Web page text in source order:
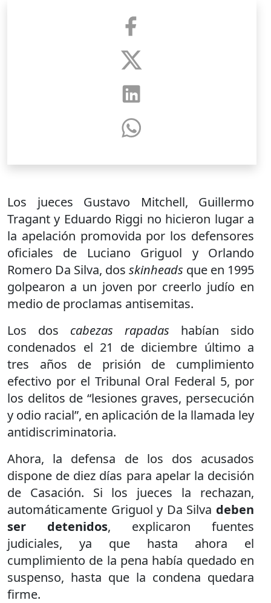
Los jueces Gustavo Mitchell, Guillermo
Tragant y Eduardo Riggi no hicieron lugar a
la apelación promovida por los defensores
oficiales de Luciano Griguol y Orlando
Romero Da Silva, dos skinheads que en 1995
golpearon a un joven por creerlo judío en
medio de proclamas antisemitas.
Los dos cabezas rapadas habían sido
condenados el 21 de diciembre último a
tres años de prisión de cumplimiento
efectivo por el Tribunal Oral Federal 5, por
los delitos de “lesiones graves, persecución
y odio racial”, en aplicación de la llamada ley
antidiscriminatoria.
Ahora, la defensa de los dos acusados
dispone de diez días para apelar la decisión
de Casación. Si los jueces la rechazan,
automáticamente Griguol y Da Silva deben
ser detenidos, explicaron fuentes
judiciales, ya que hasta ahora el
cumplimiento de la pena había quedado en
suspenso, hasta que la condena quedara
firme.